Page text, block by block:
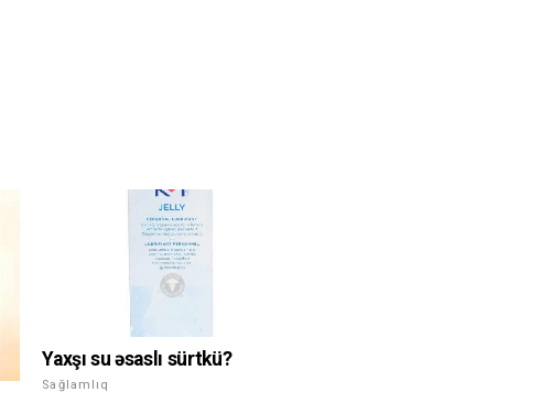
Yaxşı su əsaslı sürtkü?
Sağlamlıq